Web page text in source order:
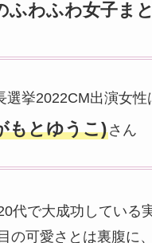
ふわふわ女子ま
選挙2022CM出演女性
もとゆうこ)さん
代で大成功している
の可愛さとは裏腹に